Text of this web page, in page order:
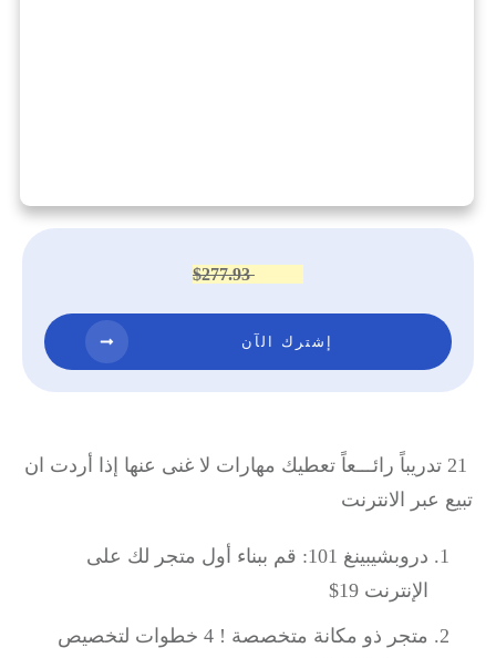
$277.93
إشترك الآن
21 تدريباً رائـــعاً تعطيك مهارات لا غنى عنها إذا أردت ان
تبيع عبر الانترنت
دروبشيبينغ 101: قم ببناء أول متجر لك على
الإنترنت 19$
متجر ذو مكانة متخصصة ! 4 خطوات لتخصيص